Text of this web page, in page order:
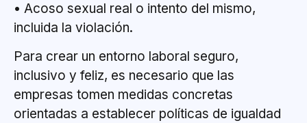
• Acoso sexual real o intento del mismo,
incluida la violación.
Para crear un entorno laboral seguro,
inclusivo y feliz, es necesario que las
empresas tomen medidas concretas
orientadas a establecer políticas de igualdad